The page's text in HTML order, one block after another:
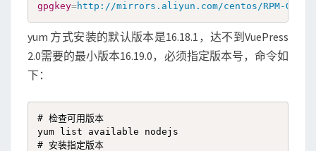
gpgkey=http://mirrors.aliyun.com/centos/RPM-GPG-
yum 方式安装的默认版本是16.18.1，达不到VuePress
2.0需要的最小版本16.19.0，必须指定版本号，命令如
下：
# 检查可用版本
yum list available nodejs
# 安装指定版本